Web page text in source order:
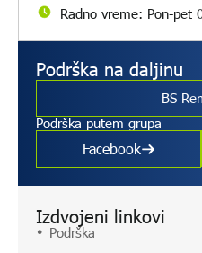
Radno vreme: Pon-pet
Podrška na daljinu
BS
Podrška putem grupa
Facebook
Izdvojeni linkovi
Podrška